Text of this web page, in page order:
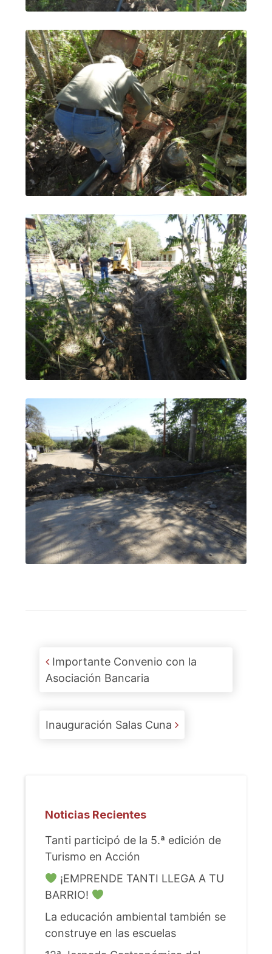
Post navigation
Importante Convenio con la
Asociación Bancaria
Inauguración Salas Cuna
Noticias Recientes
Tanti participó de la 5.ª edición de
Turismo en Acción
¡EMPRENDE TANTI LLEGA A TU
BARRIO!
La educación ambiental también se
construye en las escuelas